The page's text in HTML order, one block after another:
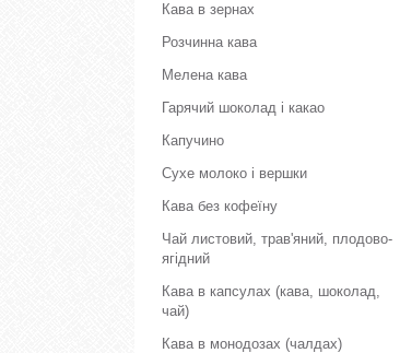
Кава в зернах
Розчинна кава
Мелена кава
Гарячий шоколад і какао
Капучино
Сухе молоко і вершки
Кава без кофеїну
Чай листовий, трав'яний, плодово-
ягідний
Кава в капсулах (кава, шоколад,
чай)
Кава в монодозах (чалдах)